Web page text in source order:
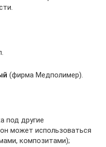
(фирма Медполимер).
под другие
может использоваться
композитами);